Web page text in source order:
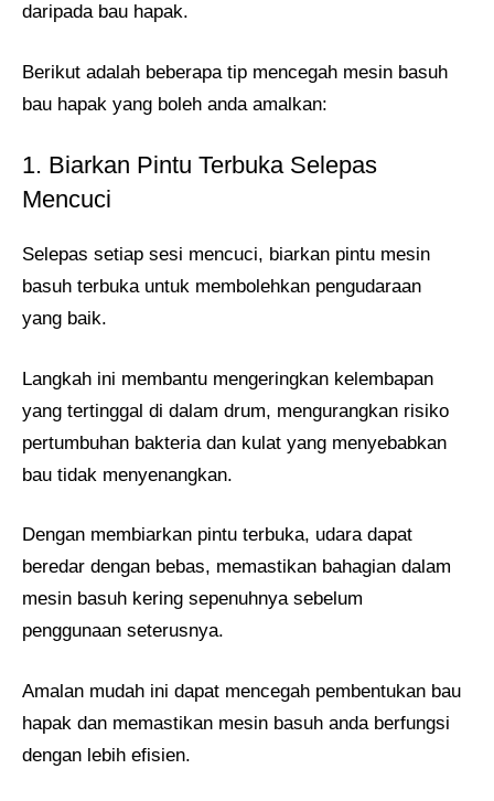
daripada bau hapak.
Berikut adalah beberapa tip mencegah mesin basuh
bau hapak yang boleh anda amalkan:
1. Biarkan Pintu Terbuka Selepas
Mencuci
Selepas setiap sesi mencuci, biarkan pintu mesin
basuh terbuka untuk membolehkan pengudaraan
yang baik.
Langkah ini membantu mengeringkan kelembapan
yang tertinggal di dalam drum, mengurangkan risiko
pertumbuhan bakteria dan kulat yang menyebabkan
bau tidak menyenangkan.
Dengan membiarkan pintu terbuka, udara dapat
beredar dengan bebas, memastikan bahagian dalam
mesin basuh kering sepenuhnya sebelum
penggunaan seterusnya.
Amalan mudah ini dapat mencegah pembentukan bau
hapak dan memastikan mesin basuh anda berfungsi
dengan lebih efisien.